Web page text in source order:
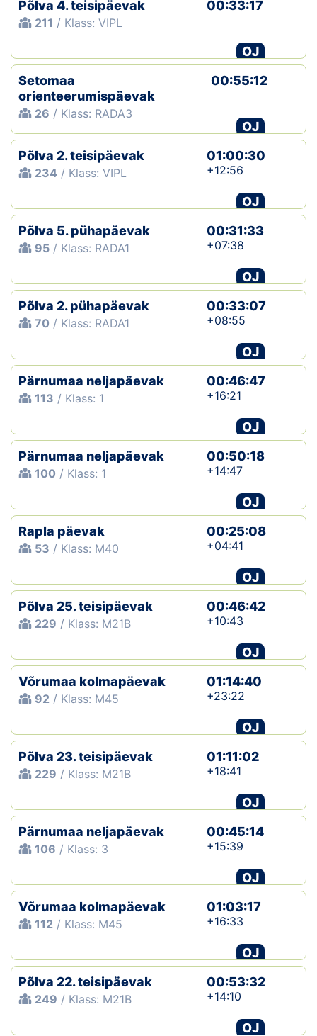
Põlva 4. teisipäevak
211 / Klass: VIPL
00:33:17
OJ
Setomaa
orienteerumispäevak
26 / Klass: RADA3
00:55:12
OJ
Põlva 2. teisipäevak
234 / Klass: VIPL
01:00:30
+12:56
OJ
Põlva 5. pühapäevak
95 / Klass: RADA1
00:31:33
+07:38
OJ
Põlva 2. pühapäevak
70 / Klass: RADA1
00:33:07
+08:55
OJ
Pärnumaa neljapäevak
113 / Klass: 1
00:46:47
+16:21
OJ
Pärnumaa neljapäevak
100 / Klass: 1
00:50:18
+14:47
OJ
Rapla päevak
53 / Klass: M40
00:25:08
+04:41
OJ
Põlva 25. teisipäevak
229 / Klass: M21B
00:46:42
+10:43
OJ
Võrumaa kolmapäevak
92 / Klass: M45
01:14:40
+23:22
OJ
Põlva 23. teisipäevak
229 / Klass: M21B
01:11:02
+18:41
OJ
Pärnumaa neljapäevak
106 / Klass: 3
00:45:14
+15:39
OJ
Võrumaa kolmapäevak
112 / Klass: M45
01:03:17
+16:33
OJ
Põlva 22. teisipäevak
249 / Klass: M21B
00:53:32
+14:10
OJ